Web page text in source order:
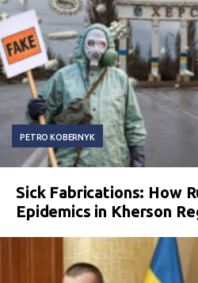
PETRO KOBERNYK
Sick Fabrications: How
Epidemics in Kherson